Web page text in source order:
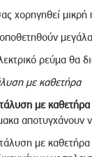
χορηγηθεί
ρεύμα θα
με καθετήρα
με καθετήρα
αποτυγχάνουν
με καθετήρα